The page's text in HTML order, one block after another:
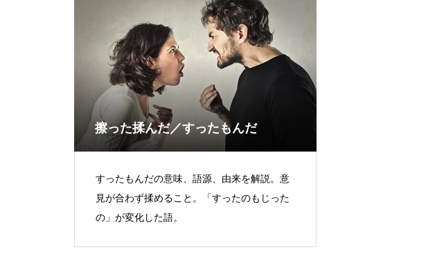
擦った揉んだ／すったもんだ
すったもんだの意味、語源、由来を解説。意
見が合わず揉めること。「すったのもじった
の」が変化した語。